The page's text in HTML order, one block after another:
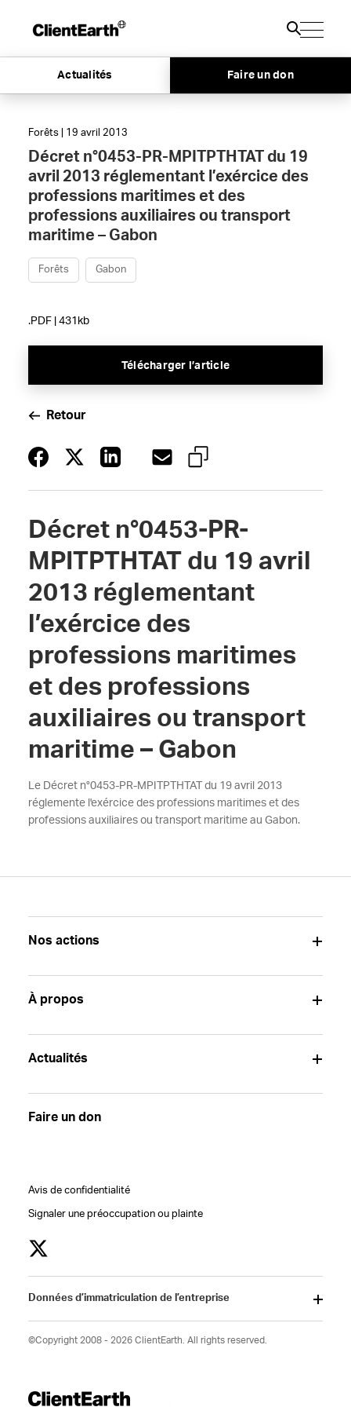
Actualités Faire un don
Forêts | 19 avril 2013
Décret n°0453-PR-MPITPTHTAT du 19
avril 2013 réglementant l’exércice des
professions maritimes et des
professions auxiliaires ou transport
maritime – Gabon
Forêts Gabon
.PDF | 431kb
Télécharger l’article
Retour
Décret n°0453-PR-
MPITPTHTAT du 19 avril
2013 réglementant
l’exércice des
professions maritimes
et des professions
auxiliaires ou transport
maritime – Gabon
Le Décret n°0453-PR-MPITPTHTAT du 19 avril 2013
réglemente l'exércice des professions maritimes et des
professions auxiliaires ou transport maritime au Gabon.
Nos actions
À propos
Actualités
Faire un don
Avis de confidentialité
Signaler une préoccupation ou plainte
Données d’immatriculation de l’entreprise
©Copyright 2008 - 2026 ClientEarth. All rights reserved.